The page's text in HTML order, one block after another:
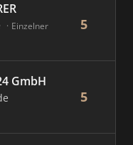
Einzelner
5
GmbH
5